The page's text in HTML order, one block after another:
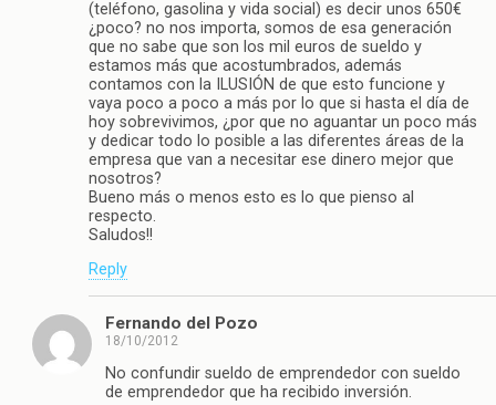
(teléfono, gasolina y vida social) es decir unos 650€
¿poco? no nos importa, somos de esa generación
que no sabe que son los mil euros de sueldo y
estamos más que acostumbrados, además
contamos con la ILUSIÓN de que esto funcione y
vaya poco a poco a más por lo que si hasta el día de
hoy sobrevivimos, ¿por que no aguantar un poco más
y dedicar todo lo posible a las diferentes áreas de la
empresa que van a necesitar ese dinero mejor que
nosotros?
Bueno más o menos esto es lo que pienso al
respecto.
Saludos!!
Reply
Fernando del Pozo
18/10/2012
No confundir sueldo de emprendedor con sueldo
de emprendedor que ha recibido inversión.